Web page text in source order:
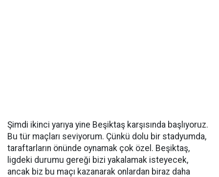
Şimdi ikinci yarıya yine Beşiktaş karşısında başlıyoruz.
Bu tür maçları seviyorum. Çünkü dolu bir stadyumda,
taraftarların önünde oynamak çok özel. Beşiktaş,
ligdeki durumu gereği bizi yakalamak isteyecek,
ancak biz bu maçı kazanarak onlardan biraz daha